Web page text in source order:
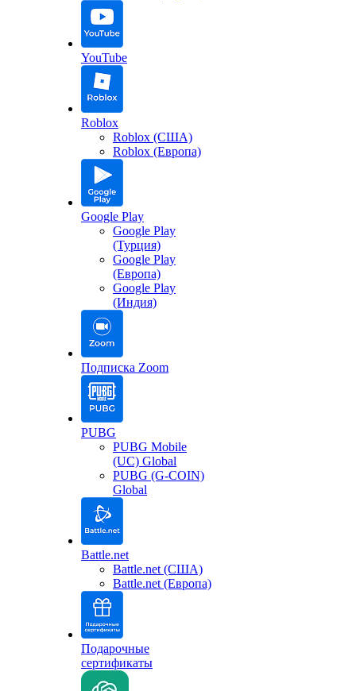
YouTube
Roblox
Roblox (США)
Roblox (Европа)
Google Play
Google Play
(Турция)
Google Play
(Европа)
Google Play
(Индия)
Подписка Zoom
PUBG
PUBG Mobile
(UC) Global
PUBG (G-COIN)
Global
Battle.net
Battle.net (США)
Battle.net (Европа)
Подарочные
сертификаты